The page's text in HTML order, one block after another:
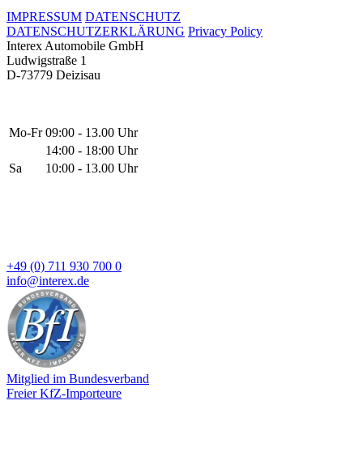
IMPRESSUM DATENSCHUTZ
DATENSCHUTZERKLÄRUNG Privacy Policy
Interex Automobile GmbH
Ludwigstraße 1
D-73779 Deizisau
Mo-Fr 09:00 - 13.00 Uhr
14:00 - 18:00 Uhr
Sa
10:00 - 13.00 Uhr
+49 (0) 711 930 700 0
info@interex.de
Mitglied im Bundesverband
Freier KfZ-Importeure